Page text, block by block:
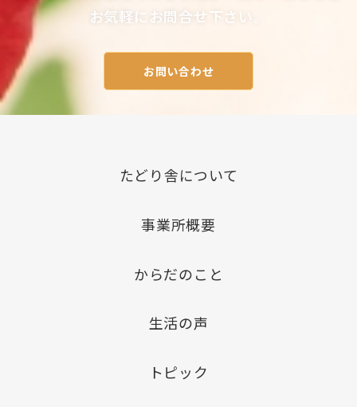
お気軽にお問合せ下さい。
お問い合わせ
たどり舎について
事業所概要
からだのこと
生活の声
トピック